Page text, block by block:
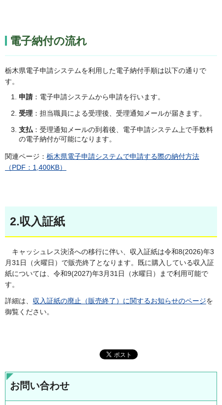
電子納付の流れ
栃木県電子申請システムを利用した電子納付手順は以下の通りで
す。
申請：電子申請システムから申請を行います。
受理 ：担当職員による受理後、受理通知メールが届きます。
支払 ：受理通知メールの到着後、電子申請システム上で手数料
の電子納付が可能になります。
関連ページ： 栃木県電子申請システムで申請する際の納付方法
（PDF：1,400KB）
2.収入証紙
キャッシュレス決済への移行に伴い、収入証紙は令和8(2026)年3
月31日（火曜日）で販売終了となります。既に購入している収入証
紙については、令和9(2027)年3月31日（水曜日）まで利用可能で
す。
詳細は、 収入証紙の廃止（販売終了）に関するお知らせのページを
御覧ください。
お問い合わせ